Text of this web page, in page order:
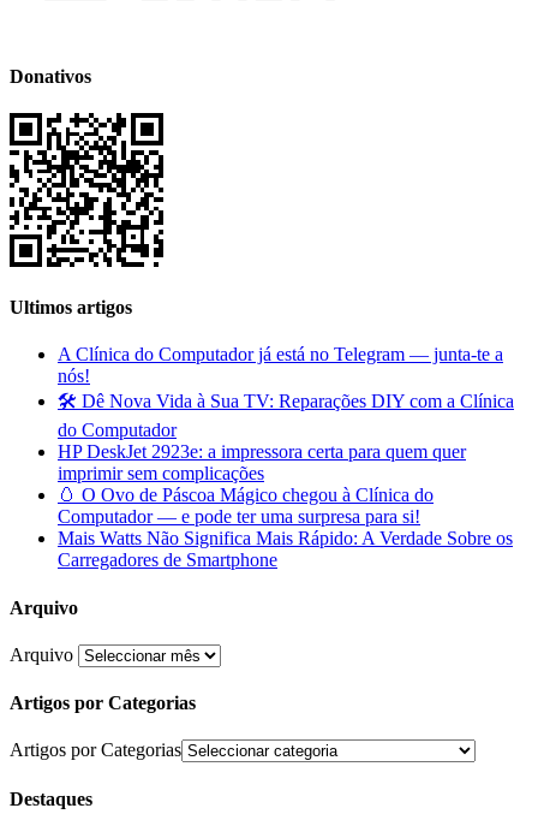
Donativos
Ultimos artigos
A Clínica do Computador já está no Telegram — junta-te a
nós!
🛠️ Dê Nova Vida à Sua TV: Reparações DIY com a Clínica
do Computador
HP DeskJet 2923e: a impressora certa para quem quer
imprimir sem complicações
🥚 O Ovo de Páscoa Mágico chegou à Clínica do
Computador — e pode ter uma surpresa para si!
Mais Watts Não Significa Mais Rápido: A Verdade Sobre os
Carregadores de Smartphone
Arquivo
Arquivo
Artigos por Categorias
Artigos por Categorias
Destaques